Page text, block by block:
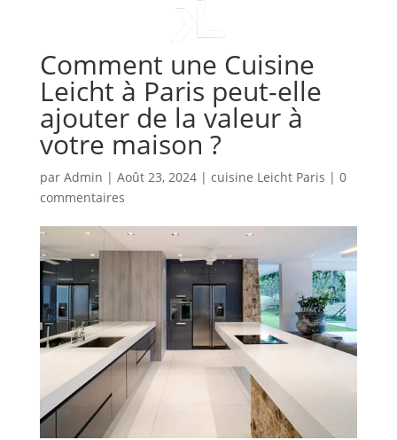
Comment une Cuisine
Leicht à Paris peut-elle
ajouter de la valeur à
votre maison ?
par Admin | Août 23, 2024| cuisine Leicht Paris | 0
commentaires